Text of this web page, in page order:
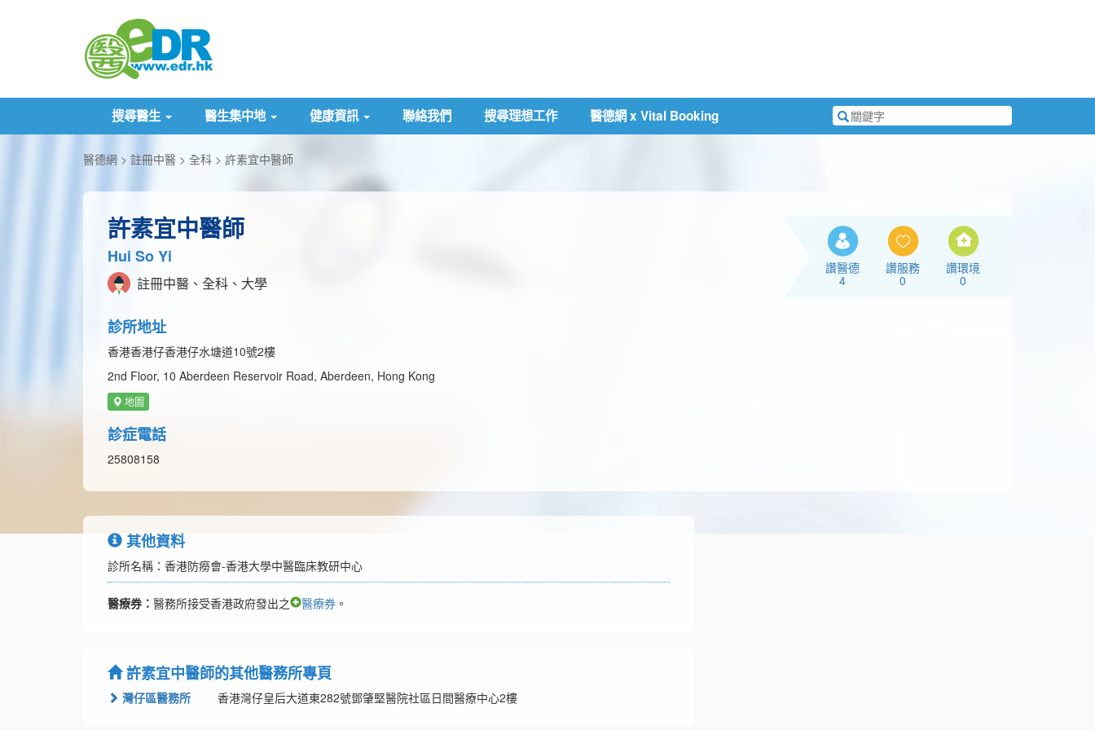
搜尋醫生 醫生集中地 健康資訊 聯絡我們 搜尋理想工作 醫德網 x Vital Booking
搜
尋
醫德網 註冊中醫 全科 許素宜中醫師
許素宜中醫師
Hui So Yi
註冊中醫、全科、大學
診所地址
香港香港仔香港仔水塘道10號2樓
2nd Floor, 10 Aberdeen Reservoir Road, Aberdeen, Hong Kong
地圖
診症電話
25808158
讚醫德
4
讚服務
0
讚環境
0
其他資料
診所名稱：香港防癆會-香港大學中醫臨床教研中心
醫療券： 醫務所接受香港政府發出之 醫療券 。
許素宜中醫師的其他醫務所專頁
灣仔區醫務所 香港灣仔皇后大道東282號鄧肇堅醫院社區日間醫療中心2樓